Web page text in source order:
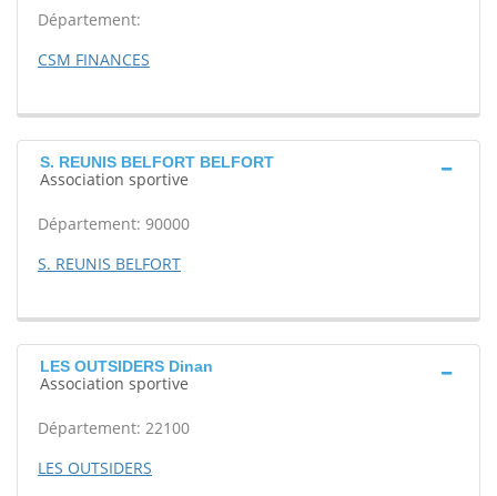
Département:
CSM FINANCES
S. REUNIS BELFORT BELFORT
Association sportive
Département: 90000
S. REUNIS BELFORT
LES OUTSIDERS Dinan
Association sportive
Département: 22100
LES OUTSIDERS